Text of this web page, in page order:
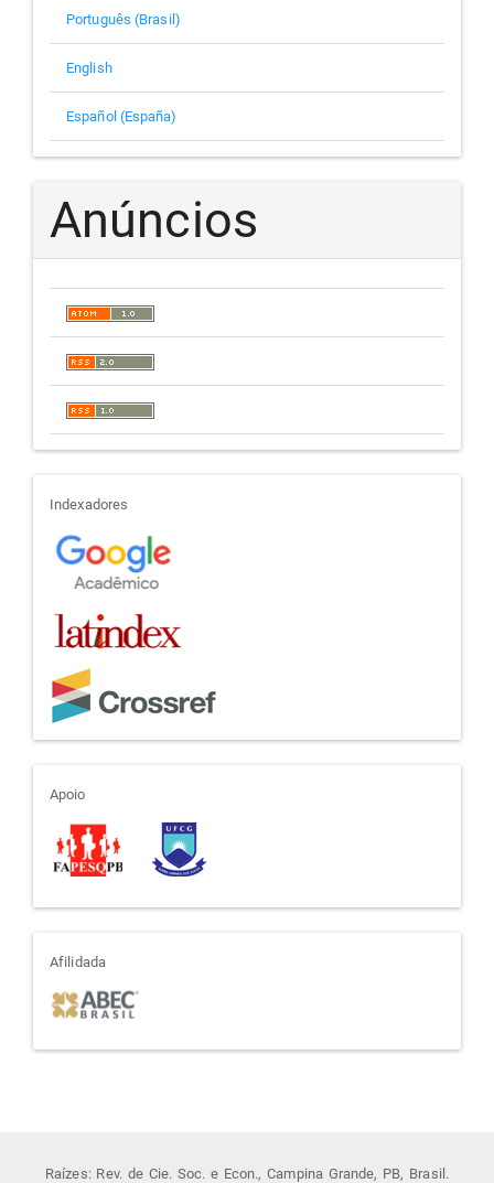
Português (Brasil)
English
Español (España)
Anúncios
indexadores
Indexadores
apoio
Apoio
afiliada
Afilidada
Raízes: Rev. de Cie. Soc. e Econ., Campina Grande, PB, Brasil.